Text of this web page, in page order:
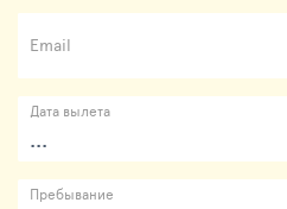
Email
Дата вылета
...
Пребывание